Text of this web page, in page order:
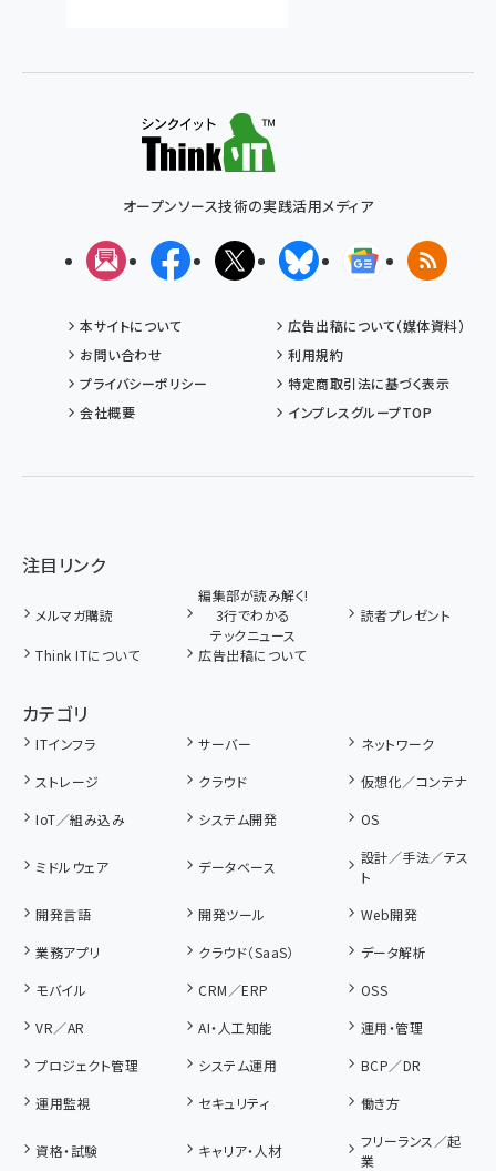
オープンソース技術の実践活用メディア
メルマガFacebookX(エックス)BlueskyGoogleニュ
RSS
本サイトについて
広告出稿について（媒体資料）
お問い合わせ
利用規約
プライバシーポリシー
特定商取引法に基づく表示
会社概要
インプレスグループTOP
注目リンク
メルマガ購読
編集部が読み解く!
3行でわかる
テックニュース
読者プレゼント
Think ITについて 広告出稿について
カテゴリ
ITインフラ サーバー
ネットワーク
ストレージ
クラウド
仮想化／コンテナ
IoT／組み込み
システム開発 OS
ミドルウェア データベース
設計／手法／テス
ト
開発言語
開発ツール
Web開発
業務アプリ
クラウド（SaaS）
データ解析
モバイル
CRM／ERP
OSS
VR／AR
AI・人工知能
運用・管理
プロジェクト管理
システム運用
BCP／DR
運用監視
セキュリティ 働き方
資格・試験 キャリア・人材
フリーランス／起
業